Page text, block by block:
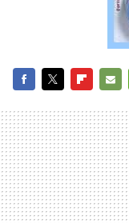
MAIL